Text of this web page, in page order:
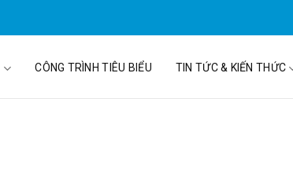
CÔNG TRÌNH TIÊU BIỂU TIN TỨC & KIẾN THỨC